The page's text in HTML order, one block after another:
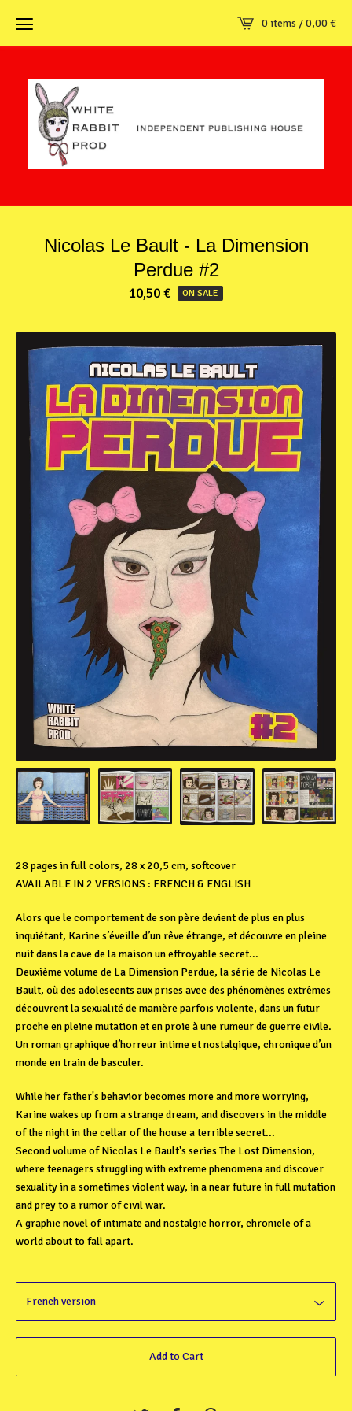
0 items /0,00€
Nicolas Le Bault - La Dimension
Perdue #2
10,50€ ON SALE
28 pages in full colors, 28 x 20,5 cm, softcover
AVAILABLE IN 2 VERSIONS : FRENCH & ENGLISH
Alors que le comportement de son père devient de plus en plus
inquiétant, Karine s’éveille d’un rêve étrange, et découvre en pleine
nuit dans la cave de la maison un effroyable secret...
Deuxième volume de La Dimension Perdue, la série de Nicolas Le
Bault, où des adolescents aux prises avec des phénomènes extrêmes
découvrent la sexualité de manière parfois violente, dans un futur
proche en pleine mutation et en proie à une rumeur de guerre civile.
Un roman graphique d’horreur intime et nostalgique, chronique d’un
monde en train de basculer.
While her father's behavior becomes more and more worrying,
Karine wakes up from a strange dream, and discovers in the middle
of the night in the cellar of the house a terrible secret...
Second volume of Nicolas Le Bault's series The Lost Dimension,
where teenagers struggling with extreme phenomena and discover
sexuality in a sometimes violent way, in a near future in full mutation
and prey to a rumor of civil war.
A graphic novel of intimate and nostalgic horror, chronicle of a
world about to fall apart.
Add to Cart